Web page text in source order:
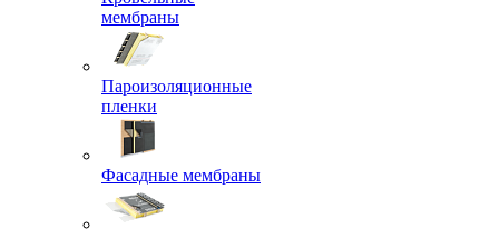
мембраны
Пароизоляционные
пленки
Фасадные мембраны